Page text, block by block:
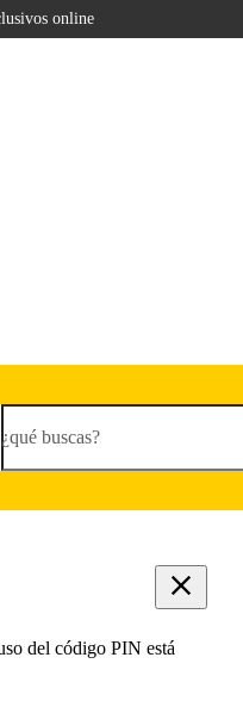
online
¿qué buscas?
del código PIN está